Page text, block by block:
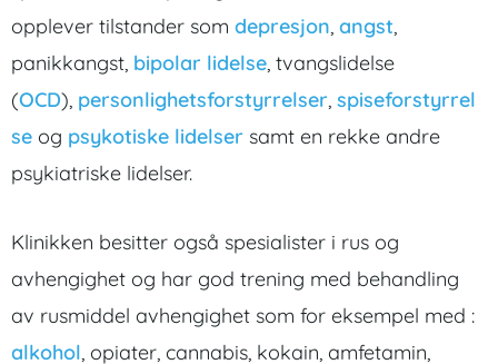
opplever tilstander som depresjon, angst,
panikkangst, bipolar lidelse, tvangslidelse
(OCD), personlighetsforstyrrelser, spiseforstyrrel
se og psykotiske lidelser samt en rekke andre
psykiatriske lidelser.
Klinikken besitter også spesialister i rus og
avhengighet og har god trening med behandling
av rusmiddel avhengighet som for eksempel med :
alkohol, opiater, cannabis, kokain, amfetamin,